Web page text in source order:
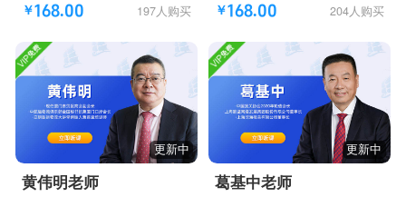
￥168.00 197人购买 ￥168.00 204人购买
更新中
黄伟明老师
更新中
葛基中老师